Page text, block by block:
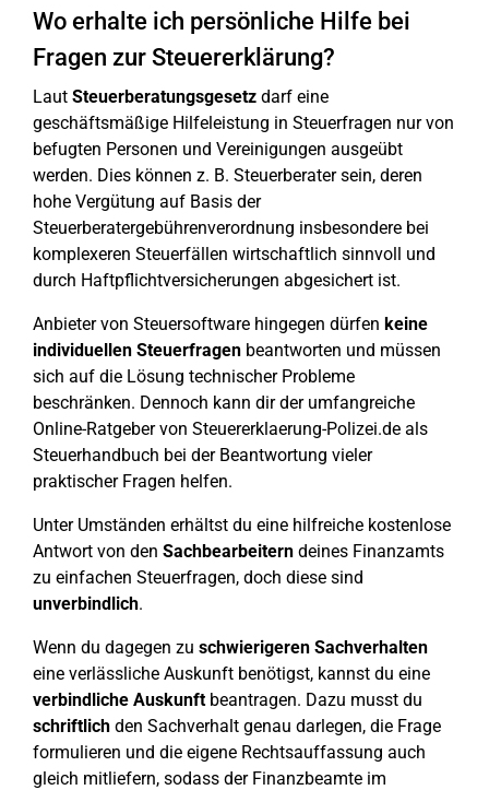
Wo erhalte ich persönliche Hilfe bei
Fragen zur Steuererklärung?
Laut Steuerberatungsgesetz darf eine
geschäftsmäßige Hilfeleistung in Steuerfragen nur von
befugten Personen und Vereinigungen ausgeübt
werden. Dies können z. B. Steuerberater sein, deren
hohe Vergütung auf Basis der
Steuerberatergebührenverordnung insbesondere bei
komplexeren Steuerfällen wirtschaftlich sinnvoll und
durch Haftpflichtversicherungen abgesichert ist.
Anbieter von Steuersoftware hingegen dürfen keine
individuellen Steuerfragen beantworten und müssen
sich auf die Lösung technischer Probleme
beschränken. Dennoch kann dir der umfangreiche
Online-Ratgeber von Steuererklaerung-Polizei.de als
Steuerhandbuch bei der Beantwortung vieler
praktischer Fragen helfen.
Unter Umständen erhältst du eine hilfreiche kostenlose
Antwort von den Sachbearbeitern deines Finanzamts
zu einfachen Steuerfragen, doch diese sind
unverbindlich.
Wenn du dagegen zu schwierigeren Sachverhalten
eine verlässliche Auskunft benötigst, kannst du eine
verbindliche Auskunftbeantragen. Dazu musst du
schriftlich den Sachverhalt genau darlegen, die Frage
formulieren und die eigene Rechtsauffassung auch
gleich mitliefern, sodass der Finanzbeamte im